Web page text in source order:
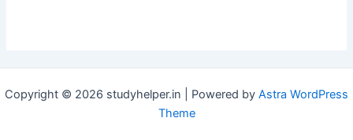
Copyright © 2026 studyhelper.in | Powered by Astra WordPress
Theme